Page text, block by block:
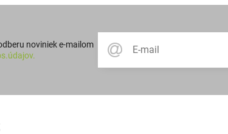
noviniek e-mailom